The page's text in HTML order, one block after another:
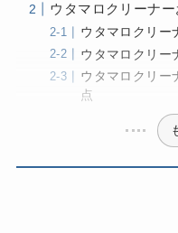
ウタマロクリーナ
ウタマロクリー
ウタマロクリー
ウタマロクリー
点